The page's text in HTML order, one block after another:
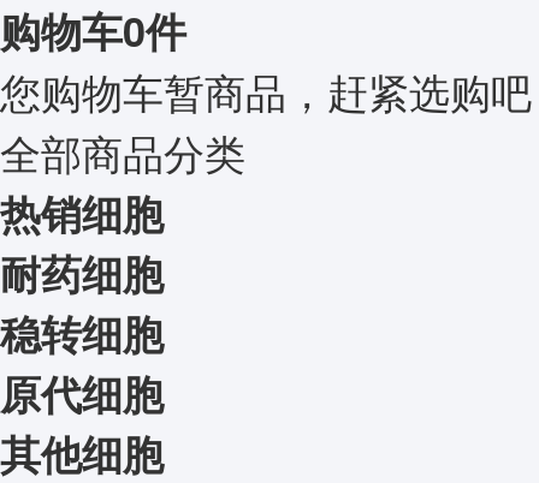
购物车0件
您购物车暂商品，赶紧选购
全部商品分类
热销细胞
耐药细胞
稳转细胞
原代细胞
其他细胞